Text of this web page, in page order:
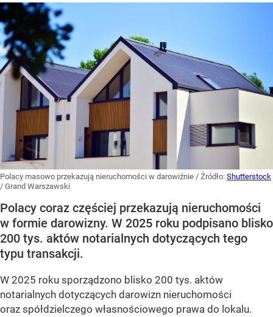
Polacy masowo przekazują nieruchomości w darowiźnie / Źródło: Shutterstock
/ Grand Warszawski
Polacy coraz częściej przekazują nieruchomości
w formie darowizny. W 2025 roku podpisano blisko
200 tys. aktów notarialnych dotyczących tego
typu transakcji.
W 2025 roku sporządzono blisko 200 tys. aktów
notarialnych dotyczących darowizn nieruchomości
oraz spółdzielczego własnościowego prawa do lokalu.